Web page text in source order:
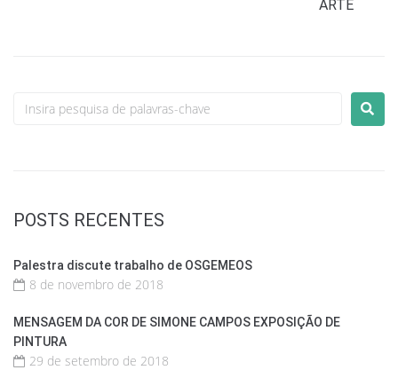
ARTE
POSTS RECENTES
Palestra discute trabalho de OSGEMEOS
8 de novembro de 2018
MENSAGEM DA COR DE SIMONE CAMPOS EXPOSIÇÃO DE
PINTURA
29 de setembro de 2018